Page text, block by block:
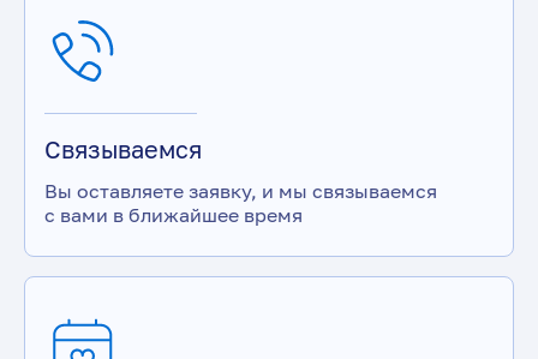
Связываемся
Вы оставляете заявку, и мы связываемся
с вами в ближайшее время